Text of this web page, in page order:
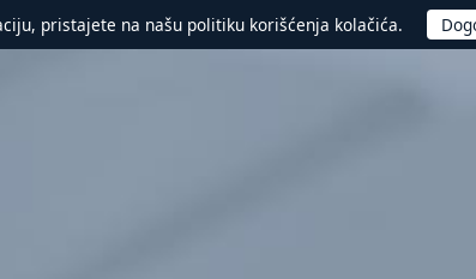
pristajete na našu politiku korišćenja kolačića.